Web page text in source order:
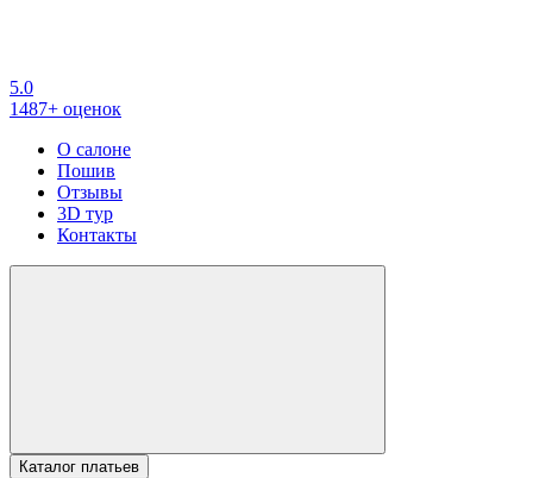
5.0
1487+ оценок
О салоне
Пошив
Отзывы
3D тур
Контакты
Каталог платьев